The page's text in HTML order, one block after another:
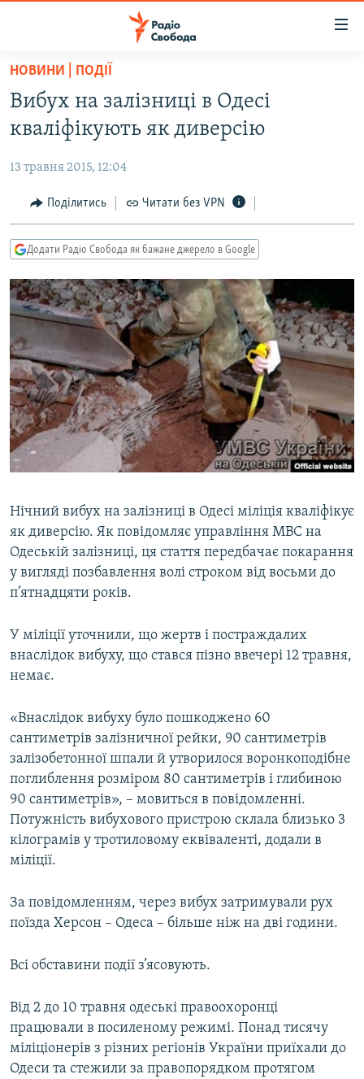
Перейти
основного
матеріалу
до
навігації
Перейти
до
РАДІО СВОБОДА – 70 РОКІВ
ВСЕ ЗА ДОБУ
ПОЛІТИКА
ЕКОНОМІКА
КУЛЬТУРА
СПОРТ
УКРАЇНА
СВІТ
ВІЙНА
РОСІЙСЬКА «ФІЛЬТРАЦІЯ»
КРИМ.РЕАЛІЇ
ТИ ЯК?
СХЕМИ
КИТАЙ.ВИКЛИКИ
МУЛЬТИМЕДІА
ФОТО
СПЕЦПРОЄКТИ
ПОДКАСТИ
КРИМ РЕАЛІЇ
РУС
УКР
КТАТ
ДОЛУЧАЙСЯ!
Усі сайти RFE/RL
НОВИНИ | ПОДІЇ
Вибух на залізниці в Одесі
кваліфікують як диверсію
13 травня 2015, 12:04
Поділитись Читати без VPN
Додати Радіо Свобода як бажане джерело в Google
Нічний вибух на залізниці в Одесі міліція кваліфікує
як диверсію. Як повідомляє управління МВС на
Одеській залізниці, ця стаття передбачає покарання
у вигляді позбавлення волі строком від восьми до
п’ятнадцяти років.
У міліції уточнили, що жертв і постраждалих
внаслідок вибуху, що стався пізно ввечері 12 травня,
немає.
«Внаслідок вибуху було пошкоджено 60
сантиметрів залізничної рейки, 90 сантиметрів
залізобетонної шпали й утворилося воронкоподібне
поглиблення розміром 80 сантиметрів і глибиною
90 сантиметрів», – мовиться в повідомленні.
Потужність вибухового пристрою склала близько 3
кілограмів у тротиловому еквіваленті, додали в
міліції.
За повідомленням, через вибух затримували рух
поїзда Херсон – Одеса – більше ніж на дві години.
Всі обставини події з’ясовують.
Від 2 до 10 травня одеські правоохоронці
працювали в посиленому режимі. Понад тисячу
міліціонерів з різних регіонів України приїхали до
Одеси та стежили за правопорядком протягом